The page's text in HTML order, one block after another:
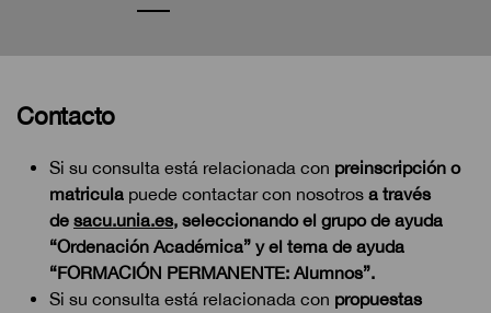
Contacto
Si su consulta está relacionada con preinscripción o
matricula puede contactar con nosotros a través
de sacu.unia.es, seleccionando el grupo de ayuda
“Ordenación Académica” y el tema de ayuda
“FORMACIÓN PERMANENTE: Alumnos”.
Si su consulta está relacionada con propuestas